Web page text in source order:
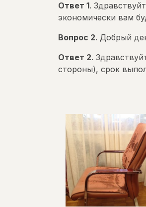
Ответ 1.
экономически вам
Вопрос 2. Добрый
Ответ 2.
стороны), срок